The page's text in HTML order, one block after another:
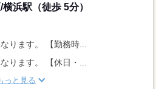
浜駅（徒歩 5分）
ります。 【勤務時...
ります。 【休日・...
っと見る